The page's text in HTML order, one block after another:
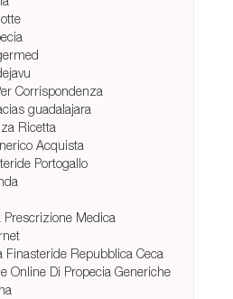
Corrispondenza
guadalajara
Ricetta
Acquista
Portogallo
Prescrizione Medica
Finasteride Repubblica Ceca
Online Di Propecia Generiche